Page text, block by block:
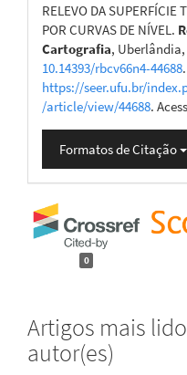
RELEVO DA SUPERFÍCIE
POR CURVAS DE NÍVEL.
Cartografia, Uberlândia,
10.14393/rbcv66n4-44688
https://seer.ufu.br/
/article/view/44688.
Formatos de Citação
0
Artigos mais
autor(es)